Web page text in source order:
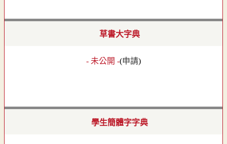
草書大字典
- 未公開 -(申請)
學生簡體字字典